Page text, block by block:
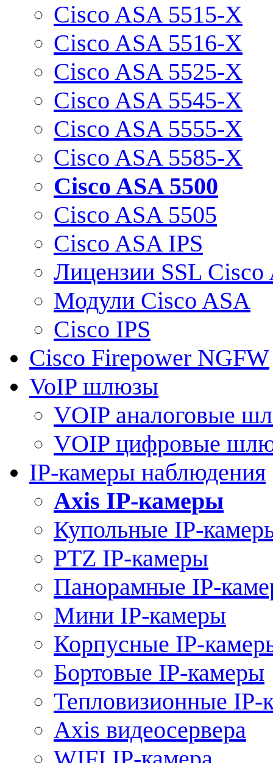
Cisco ASA 5515-X
Cisco ASA 5516-X
Cisco ASA 5525-X
Cisco ASA 5545-X
Cisco ASA 5555-X
Cisco ASA 5585-X
Cisco ASA 5500
Cisco ASA 5505
Cisco ASA IPS
Лицензии SSL Cisco
Модули Cisco ASA
Cisco IPS
Cisco Firepower NGFW
VoIP шлюзы
VOIP аналоговые
VOIP цифровые
IP-камеры наблюдения
Axis IP-камеры
Купольные IP-
PTZ IP-камеры
Панорамные IP-
Мини IP-камеры
Корпусные IP-
Бортовые IP-камеры
Тепловизионные IP-
Axis видеосервера